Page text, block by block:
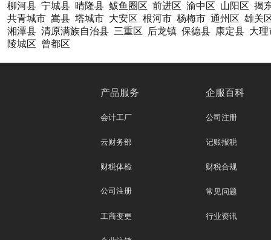
柳河县 宁城县 晴隆县 鲅鱼圈区 前进区 渝中区 山阳区 揭
共青城市 嵩县 塔城市 大安区 根河市 杨梅市 通州区 雄关
湘潭县 清原满族自治县 三重区 后龙镇 保德县 康定县 大理
陵城区 曾都区
产品服务
会计工厂
云财务部
财税体检
公司注册
工商变更
企服百科
公司注册
记账报税
财税合规
常见问题
行业资讯